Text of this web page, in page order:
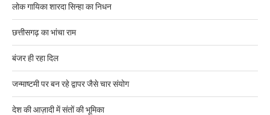
लोक गायिका शारदा सिन्हा का निधन
छत्तीसगढ़ का भांचा राम
बंजर ही रहा दिल
जन्माष्टमी पर बन रहे द्वापर जैसे चार संयोग
देश की आज़ादी में संतों की भूमिका